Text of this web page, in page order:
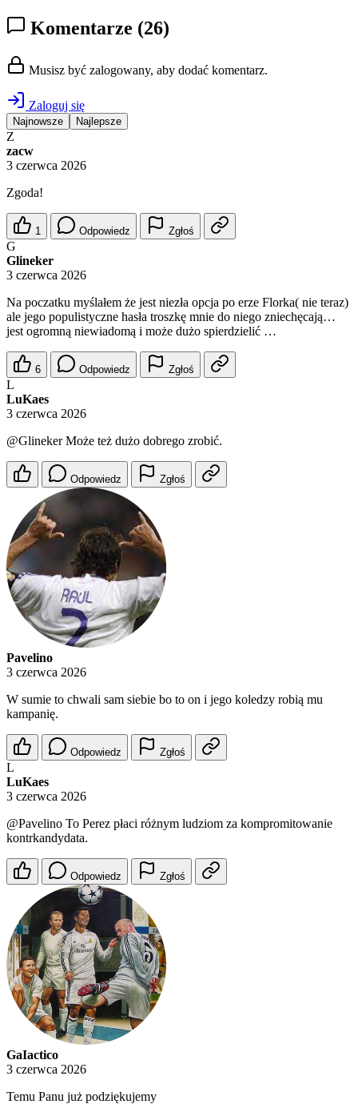
Komentarze (26)
Musisz być zalogowany, aby dodać komentarz.
Zaloguj się
Najnowsze Najlepsze
Z
zacw
3 czerwca 2026
Zgoda!
1 Odpowiedz Zgłoś
G
Glineker
3 czerwca 2026
Na poczatku myślałem że jest niezła opcja po erze Florka( nie teraz)
ale jego populistyczne hasła troszkę mnie do niego zniechęcają…
jest ogromną niewiadomą i może dużo spierdzielić …
6 Odpowiedz Zgłoś
L
LuKaes
3 czerwca 2026
@GlinekerMoże też dużo dobrego zrobić.
Odpowiedz Zgłoś
Pavelino
3 czerwca 2026
W sumie to chwali sam siebie bo to on i jego koledzy robią mu
kampanię.
Odpowiedz Zgłoś
L
LuKaes
3 czerwca 2026
@Pavelino To Perez płaci różnym ludziom za kompromitowanie
kontrkandydata.
Odpowiedz Zgłoś
GaIactico
3 czerwca 2026
Temu Panu już podziękujemy